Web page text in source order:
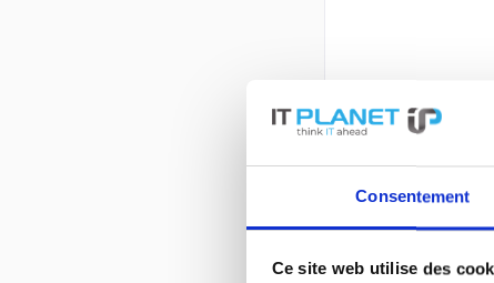
Consentement
Ce site web utilise des